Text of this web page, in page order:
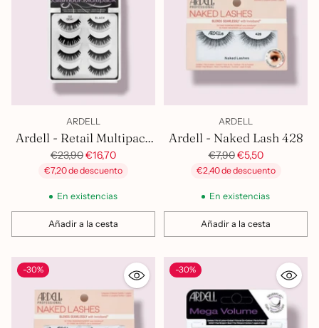
ARDELL
Ardell - Retail Multipack
101 Blk
Precio
habitual
€23,90€16,70
€7,20 de descuento
En existencias
Añadir a la cesta
Cantidad
ARDELL
Ardell - Naked Lash 428
Precio
habitual
€7,90€5,50
€2,40 de descuento
En existencias
Añadir a la cesta
Cantidad
-30% -30%